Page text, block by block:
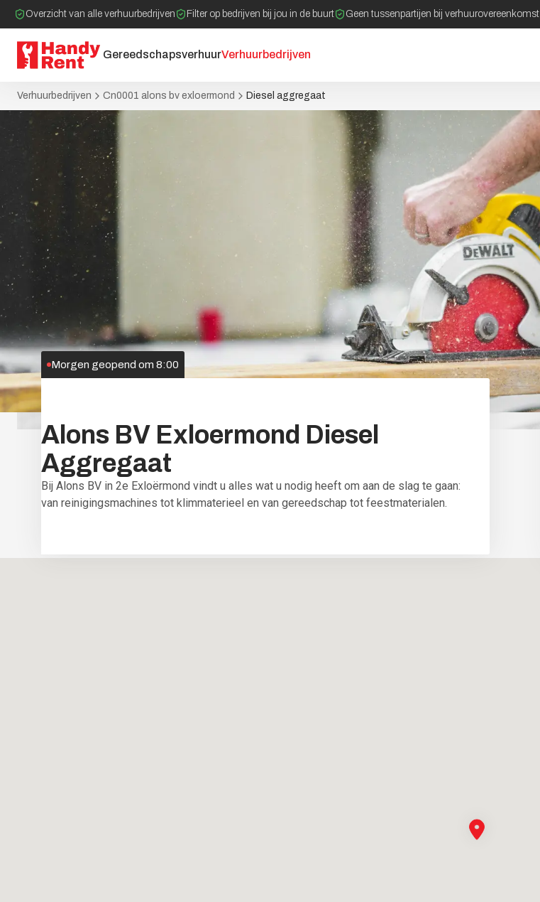
Overzicht van alle verhuurbedrijven Filter op bedrijven bij jou in de buurt Geen tussenpartijen bij verhuurovereenkomst
GereedschapsverhuurVerhuurbedrijven
Verhuurbedrijven Cn0001 alons bv exloermond Diesel aggregaat
Alons BV Exloermond Diesel
Aggregaat
Bij Alons BV in 2e Exloërmond vindt u alles wat u nodig heeft om aan de slag te gaan:
van reinigingsmachines tot klimmaterieel en van gereedschap tot feestmaterialen.
Morgen geopend om 8:00